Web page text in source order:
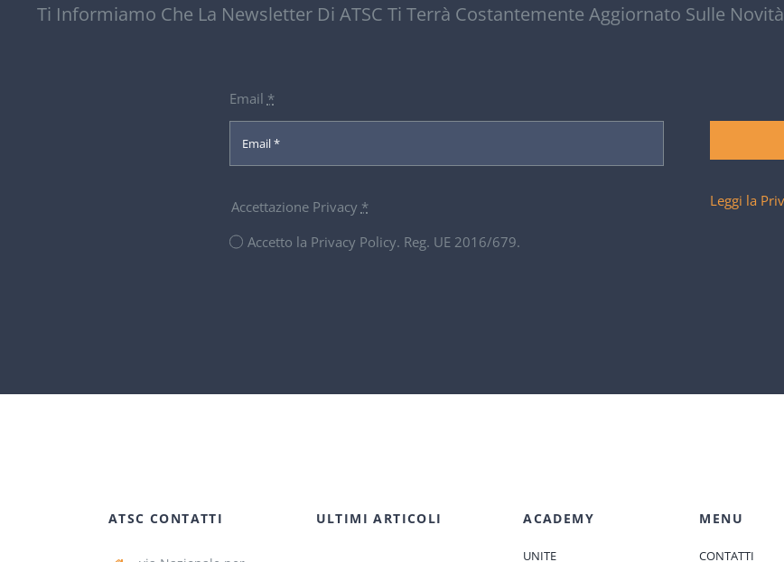
Ti Informiamo Che La Newsletter Di ATSC Ti Terrà Costantemente Aggiornato Sulle
Email *
Accettazione Privacy *
Accetto la Privacy Policy. Reg. UE 2016/679.
Leggi la
ATSC CONTATTI ULTIMI ARTICOLI ACADEMY
UNITE
MENU
CONTATTI